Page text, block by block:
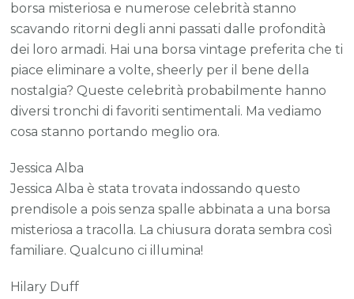
borsa misteriosa e numerose celebrità stanno
scavando ritorni degli anni passati dalle profondità
dei loro armadi. Hai una borsa vintage preferita che ti
piace eliminare a volte, sheerly per il bene della
nostalgia? Queste celebrità probabilmente hanno
diversi tronchi di favoriti sentimentali. Ma vediamo
cosa stanno portando meglio ora.
Jessica Alba
Jessica Alba è stata trovata indossando questo
prendisole a pois senza spalle abbinata a una borsa
misteriosa a tracolla. La chiusura dorata sembra così
familiare. Qualcuno ci illumina!
Hilary Duff